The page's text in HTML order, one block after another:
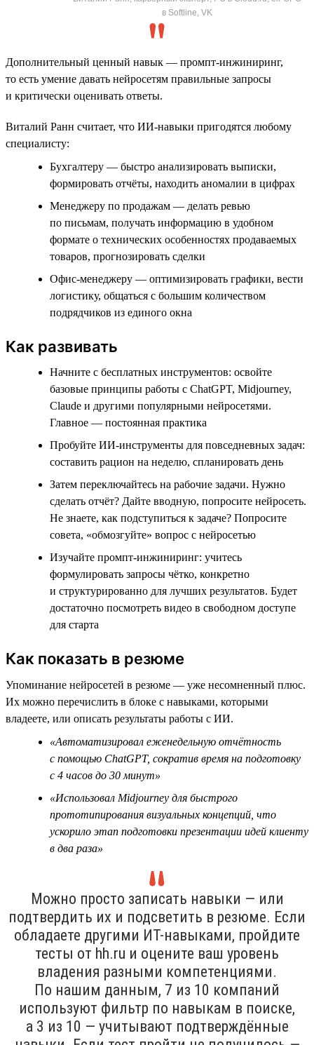
в Softline, VK
Дополнительный ценный навык — промпт-инжиниринг,
то есть умение давать нейросетям правильные запросы
и критически оценивать ответы.
Виталий Ранн считает, что ИИ-навыки пригодятся любому
специалисту:
Бухгалтеру — быстро анализировать выписки,
формировать отчёты, находить аномалии в цифрах
Менеджеру по продажам — делать ревью
по письмам, получать информацию в удобном
формате о технических особенностях продаваемых
товаров, прогнозировать сделки
Офис-менеджеру — оптимизировать графики, вести
логистику, общаться с большим количеством
подрядчиков из единого окна
Как развивать
Начните с бесплатных инструментов: освойте
базовые принципы работы с ChatGPT, Midjourney,
Claude и другими популярными нейросетями.
Главное — постоянная практика
Пробуйте ИИ-инструменты для повседневных задач:
составить рацион на неделю, спланировать день
Затем переключайтесь на рабочие задачи. Нужно
сделать отчёт? Дайте вводную, попросите нейросеть.
Не знаете, как подступиться к задаче? Попросите
совета, «обмозгуйте» вопрос с нейросетью
Изучайте промпт-инжиниринг: учитесь
формулировать запросы чётко, конкретно
и структурированно для лучших результатов. Будет
достаточно посмотреть видео в свободном доступе
для старта
Как показать в резюме
Упоминание нейросетей в резюме — уже несомненный плюс.
Их можно перечислить в блоке с навыками, которыми
владеете, или описать результаты работы с ИИ.
«Автоматизировал еженедельную отчётность
с помощью ChatGPT, сократив время на подготовку
с 4 часов до 30 минут»
«Использовал Midjourney для быстрого
прототипирования визуальных концепций, что
ускорило этап подготовки презентации идей клиенту
в два раза»
Можно просто записать навыки — или
подтвердить их и подсветить в резюме. Если
обладаете другими ИТ-навыками, пройдите
тесты от hh.ru и оцените ваш уровень
владения разными компетенциями.
По нашим данным, 7 из 10 компаний
используют фильтр по навыкам в поиске,
а 3 из 10 — учитывают подтверждённые